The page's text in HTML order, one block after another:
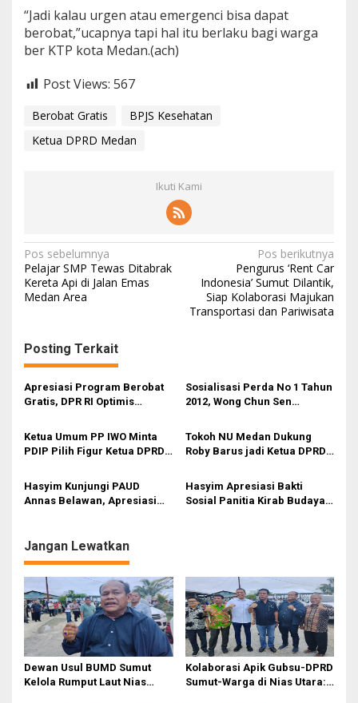
“Jadi kalau urgen atau emergenci bisa dapat
berobat,”ucapnya tapi hal itu berlaku bagi warga
ber KTP kota Medan.(ach)
Post Views: 567
Berobat Gratis
BPJS Kesehatan
Ketua DPRD Medan
Ikuti Kami
N
a
v
g
a
s
p
o
s
Pos sebelumnya
Pelajar SMP Tewas Ditabrak
Kereta Api di Jalan Emas
Medan Area
Pos berikutnya
Pengurus ‘Rent Car
Indonesia’ Sumut Dilantik,
Siap Kolaborasi Majukan
Transportasi dan Pariwisata
Posting Terkait
Apresiasi Program Berobat
Gratis, DPR RI Optimis
Sumut Role Model Kesehatan
Sosialisasi Perda No 1 Tahun
2012, Wong Chun Sen
Penyebaran HIV/AIDS
Ketua Umum PP IWO Minta
PDIP Pilih Figur Ketua DPRD
Merangkul Seluruh
Kelompok
Tokoh NU Medan Dukung
Roby Barus jadi Ketua DPRD
Kondusif dan Sejuk
Hasyim Kunjungi PAUD
Annas Belawan, Apresiasi
Hasyim Apresiasi Bakti
Sosial Panitia Kirab Budaya
Jangan Lewatkan
Dewan Usul BUMD Sumut
Kelola Rumput Laut Nias
Kolaborasi Apik Gubsu-DPRD
Sumut-Warga di Nias Utara: